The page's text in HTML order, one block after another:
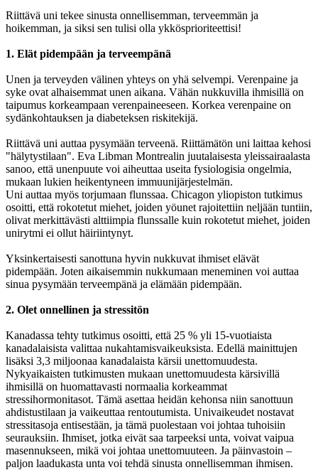
Riittävä uni tekee sinusta onnellisemman, terveemmän ja
hoikemman, ja siksi sen tulisi olla ykkösprioriteettisi!
1. Elät pidempään ja terveempänä
Unen ja terveyden välinen yhteys on yhä selvempi. Verenpaine ja
syke ovat alhaisemmat unen aikana. Vähän nukkuvilla ihmisillä on
taipumus korkeampaan verenpaineeseen. Korkea verenpaine on
sydänkohtauksen ja diabeteksen riskitekijä.
Riittävä uni auttaa pysymään terveenä. Riittämätön uni laittaa kehosi
"hälytystilaan". Eva Libman Montrealin juutalaisesta yleissairaalasta
sanoo, että unenpuute voi aiheuttaa useita fysiologisia ongelmia,
mukaan lukien heikentyneen immuunijärjestelmän.
Uni auttaa myös torjumaan flunssaa. Chicagon yliopiston tutkimus
osoitti, että rokotetut miehet, joiden yöunet rajoitettiin neljään tuntiin,
olivat merkittävästi alttiimpia flunssalle kuin rokotetut miehet, joiden
unirytmi ei ollut häiriintynyt.
Yksinkertaisesti sanottuna hyvin nukkuvat ihmiset elävät
pidempään. Joten aikaisemmin nukkumaan meneminen voi auttaa
sinua pysymään terveempänä ja elämään pidempään.
2. Olet onnellinen ja stressitön
Kanadassa tehty tutkimus osoitti, että 25 % yli 15-vuotiaista
kanadalaisista valittaa nukahtamisvaikeuksista. Edellä mainittujen
lisäksi 3,3 miljoonaa kanadalaista kärsii unettomuudesta.
Nykyaikaisten tutkimusten mukaan unettomuudesta kärsivillä
ihmisillä on huomattavasti normaalia korkeammat
stressihormonitasot. Tämä asettaa heidän kehonsa niin sanottuun
ahdistustilaan ja vaikeuttaa rentoutumista. Univaikeudet nostavat
stressitasoja entisestään, ja tämä puolestaan voi johtaa tuhoisiin
seurauksiin. Ihmiset, jotka eivät saa tarpeeksi unta, voivat vaipua
masennukseen, mikä voi johtaa unettomuuteen. Ja päinvastoin –
paljon laadukasta unta voi tehdä sinusta onnellisemman ihmisen.